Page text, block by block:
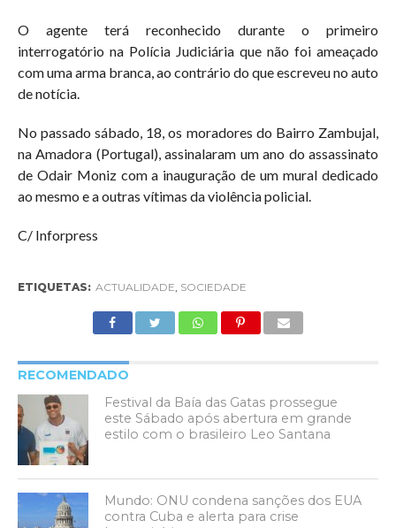
O agente terá reconhecido durante o primeiro
interrogatório na Polícia Judiciária que não foi ameaçado
com uma arma branca, ao contrário do que escreveu no auto
de notícia.
No passado sábado, 18, os moradores do Bairro Zambujal,
na Amadora (Portugal), assinalaram um ano do assassinato
de Odair Moniz com a inauguração de um mural dedicado
ao mesmo e a outras vítimas da violência policial.
C/ Inforpress
ETIQUETAS: ACTUALIDADE SOCIEDADE
RECOMENDADO
Festival da Baía das Gatas prossegue
este Sábado após abertura em grande
estilo com o brasileiro Leo Santana
Mundo: ONU condena sanções dos EUA
contra Cuba e alerta para crise